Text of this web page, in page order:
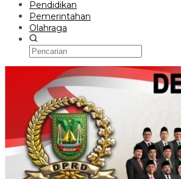
Pendidikan
Pemerintahan
Olahraga